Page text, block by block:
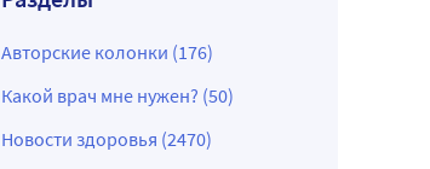
Авторские колонки (176)
Какой врач мне нужен? (50)
Новости здоровья (2470)